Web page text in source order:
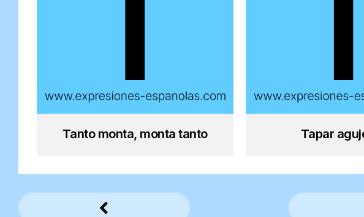
Tanto monta, monta tanto Tapar